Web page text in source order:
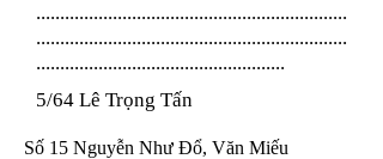
.................................................................
.................................................................
....................................................
5/64 Lê Trọng Tấn
Số 15 Nguyễn Như Đổ, Văn Miếu